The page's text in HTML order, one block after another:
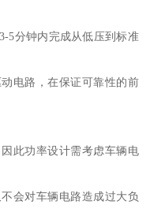
5分钟内完成从低压到标准
电路，在保证可靠性的前
此功率设计需考虑车辆电
会对车辆电路造成过大负